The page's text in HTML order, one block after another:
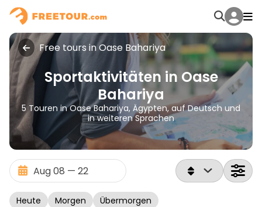
Free tours in Oase Bahariya
Sportaktivitäten in Oase
Bahariya
5 Touren in Oase Bahariya, Ägypten, auf Deutsch und
in weiteren Sprachen
Heute Morgen Übermorgen